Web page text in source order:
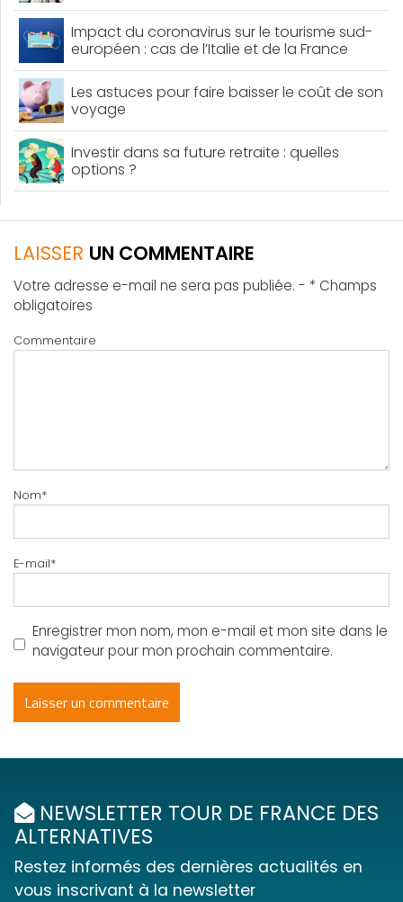
Impact du coronavirus sur le tourisme sud-
européen : cas de l’Italie et de la France
Les astuces pour faire baisser le coût de son
voyage
Investir dans sa future retraite : quelles
options ?
LAISSER UN COMMENTAIRE
Votre adresse e-mail ne sera pas publiée. - * Champs
obligatoires
Commentaire
Nom*
E-mail*
Enregistrer mon nom, mon e-mail et mon site dans le
navigateur pour mon prochain commentaire.
NEWSLETTER TOUR DE FRANCE DES
ALTERNATIVES
Restez informés des dernières actualités en
vous inscrivant à la newsletter